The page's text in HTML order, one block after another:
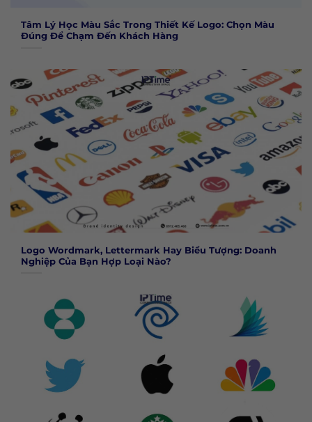
Tâm Lý Học Màu Sắc Trong Thiết Kế Logo: Chọn Màu
Đúng Để Chạm Đến Khách Hàng
Logo Wordmark, Lettermark Hay Biểu Tượng: Doanh
Nghiệp Của Bạn Hợp Loại Nào?